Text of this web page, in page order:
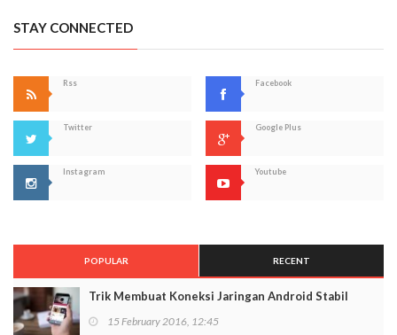
STAY CONNECTED
Rss Facebook
Twitter Google Plus
Instagram Youtube
POPULAR RECENT
Trik Membuat Koneksi Jaringan Android Stabil
15 February 2016, 12:45